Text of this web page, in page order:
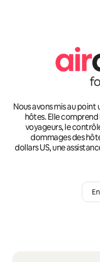
Nous avons mis au
hôtes. Elle
voyageurs, le
dommages des
dollars US, une